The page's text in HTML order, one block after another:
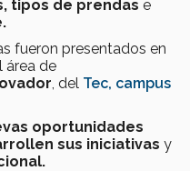
tipos de prendas e
fueron presentados en
área de
, del Tec, campus
oportunidades
sus iniciativas y